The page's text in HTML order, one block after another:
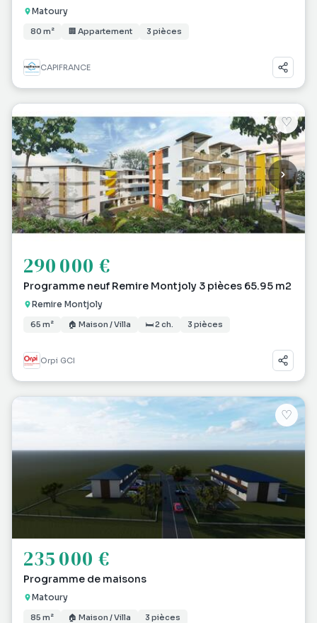
Matoury
80 m² 🏢 Appartement 3 pièces
CAPIFRANCE
♡
290 000 €
Programme neuf Remire Montjoly 3 pièces 65.95 m2
Remire Montjoly
65 m² 🏠 Maison / Villa 🛏 2 ch. 3 pièces
Orpi GCI
♡
235 000 €
Programme de maisons
Matoury
85 m² 🏠 Maison / Villa 3 pièces